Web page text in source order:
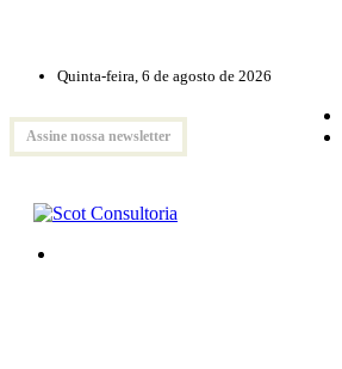
Quinta-feira, 6 de agosto de 2026
Assine nossa newsletter